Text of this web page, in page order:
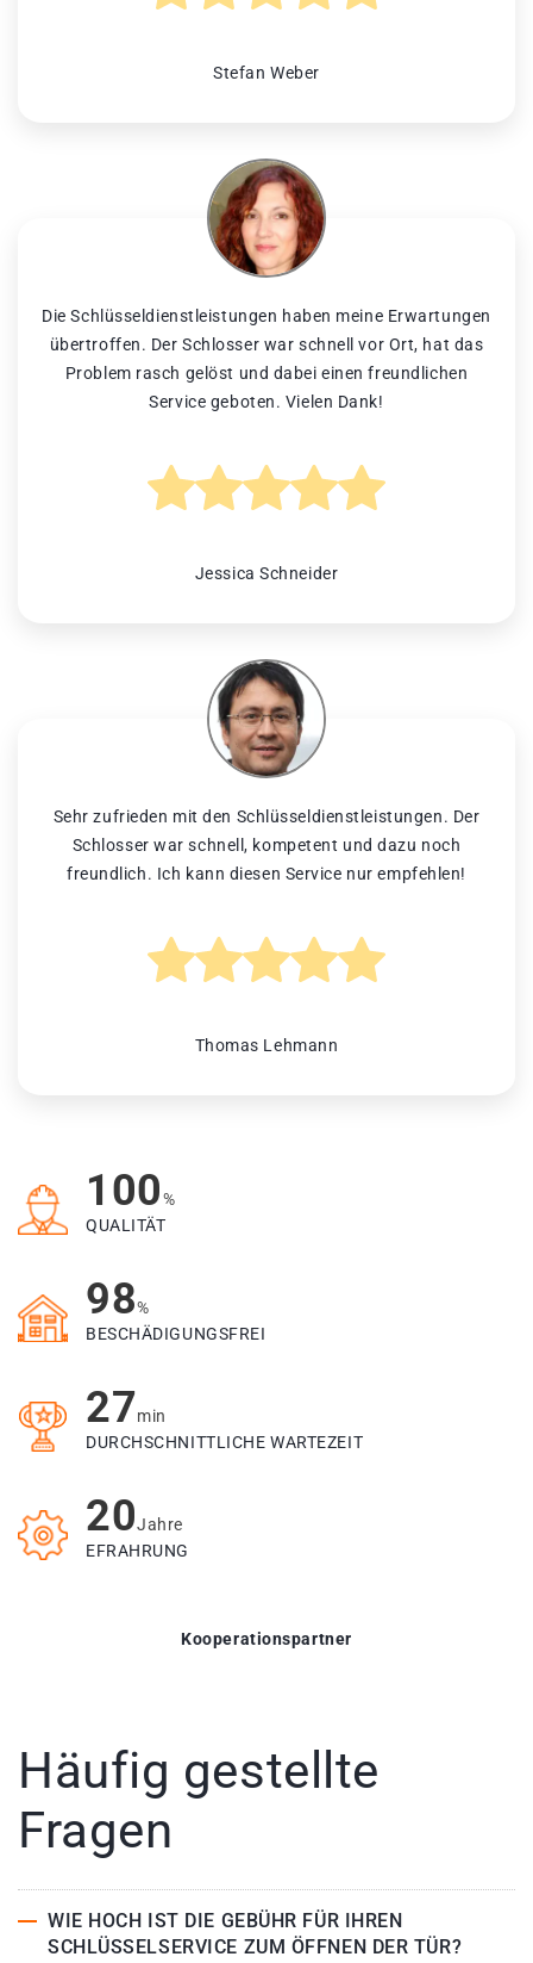
Stefan Weber
Die Schlüsseldienstleistungen haben meine Erwartungen
übertroffen. Der Schlosser war schnell vor Ort, hat das
Problem rasch gelöst und dabei einen freundlichen
Service geboten. Vielen Dank!
Jessica Schneider
Sehr zufrieden mit den Schlüsseldienstleistungen. Der
Schlosser war schnell, kompetent und dazu noch
freundlich. Ich kann diesen Service nur empfehlen!
Thomas Lehmann
100%
QUALITÄT
98%
BESCHÄDIGUNGSFREI
27min
DURCHSCHNITTLICHE WARTEZEIT
20Jahre
EFRAHRUNG
Kooperationspartner
Häufig gestellte
Fragen
WIE HOCH IST DIE GEBÜHR FÜR IHREN
SCHLÜSSELSERVICE ZUM ÖFFNEN DER TÜR?